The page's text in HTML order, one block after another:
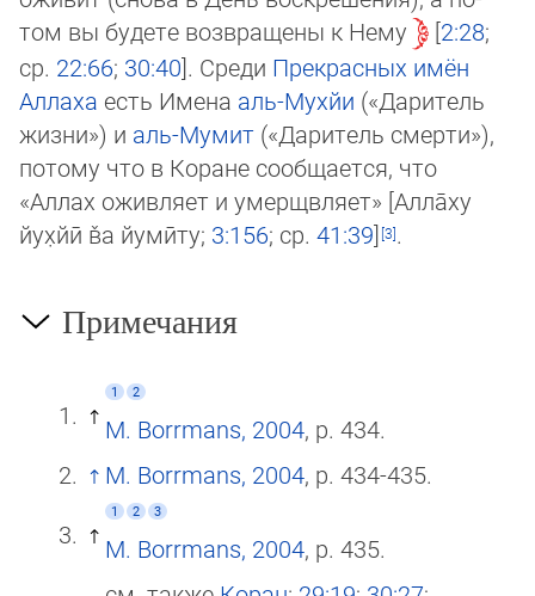
том вы будете возвращены к Нему
[2:28;
ср. 22:66; 30:40]. Среди Прекрасных имён
Аллаха есть Имена аль-Мухйи («Даритель
жизни») и аль-Мумит («Даритель смер­ти»),
потому что в Коране сообщается, что
«Аллах оживляет и умерщвляет» [Алла̄ху
йух̣йӣ в̌а йу­мӣ­ту; 3:156; ср. 41:39] .
Примечания
1 2
M. Borrmans, 2004, p. 434.
M. Borrmans, 2004, p. 434-435.
1 2 3
M. Borrmans, 2004, p. 435.